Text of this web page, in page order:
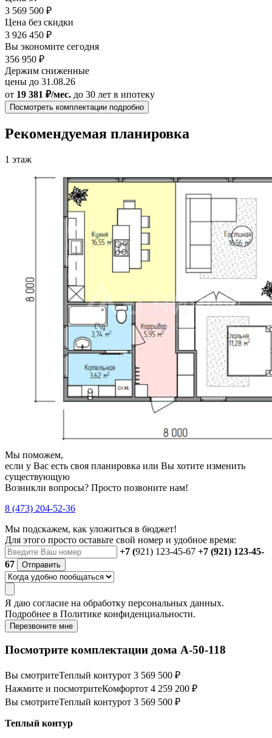
3 569 500 ₽
Цена без скидки
3 926 450 ₽
Вы экономите сегодня
356 950 ₽
Держим сниженные
цены до 31.08.26
от 19 381 ₽/мес. до 30 лет в ипотеку
Посмотреть комплектации подробно
Рекомендуемая планировка
1 этаж
Мы поможем,
если у Вас есть своя планировка или Вы хотите изменить
существующую
Возникли вопросы? Просто позвоните нам!
8 (473) 204-52-36
Мы подскажем, как уложиться в бюджет!
Для этого просто оставьте свой номер и удобное время:
+7 (921) 123-45-67 +7 (921) 123-45-
67
Отправить
Я даю согласие на обработку персональных данных.
Подробнее в Политике конфиденциальности.
Перезвоните мне
Посмотрите комплектации дома А-50-118
Вы смотритеТеплый контурот 3 569 500 ₽
Нажмите и посмотритеКомфортот 4 259 200 ₽
Вы смотритеТеплый контурот 3 569 500 ₽
Теплый контур